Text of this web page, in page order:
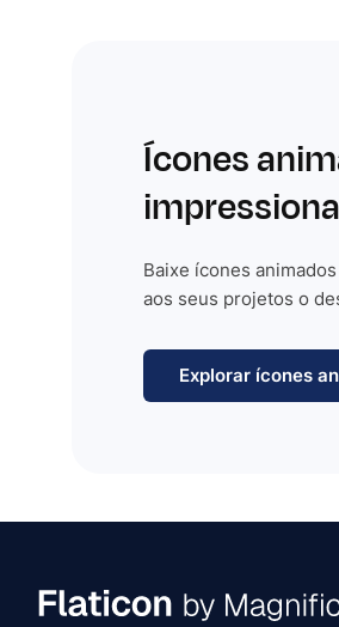
Ícones
Baixe ícones
aos seus projetos o
Explorar ícones